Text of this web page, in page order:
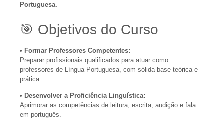
Portuguesa.
🎯 Objetivos do Curso
• Formar Professores Competentes:
Preparar profissionais qualificados para atuar como
professores de Língua Portuguesa, com sólida base teórica e
prática.
• Desenvolver a Proficiência Linguística:
Aprimorar as competências de leitura, escrita, audição e fala
em português.